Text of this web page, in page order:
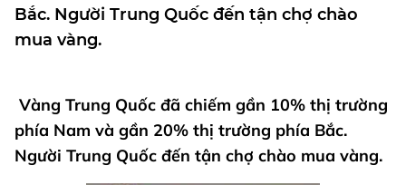
Bắc. Người Trung Quốc đến tận chợ chào
mua vàng.
Vàng Trung Quốc đã chiếm gần 10% thị trường
phía Nam và gần 20% thị trường phía Bắc.
Người Trung Quốc đến tận chợ chào mua vàng.